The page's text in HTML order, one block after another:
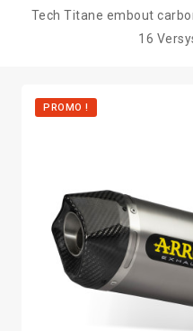
Tech Titane embout
16
PROMO !